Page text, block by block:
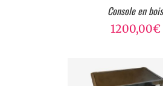
Console en bois
1200,00€